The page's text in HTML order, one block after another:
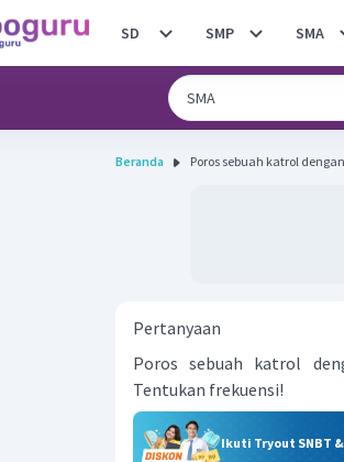
SD SMP SMA
Beranda Poros sebuah katrol
Pertanyaan
Poros sebuah katrol
Tentukan frekuensi!
Ikuti Tryout SNBT